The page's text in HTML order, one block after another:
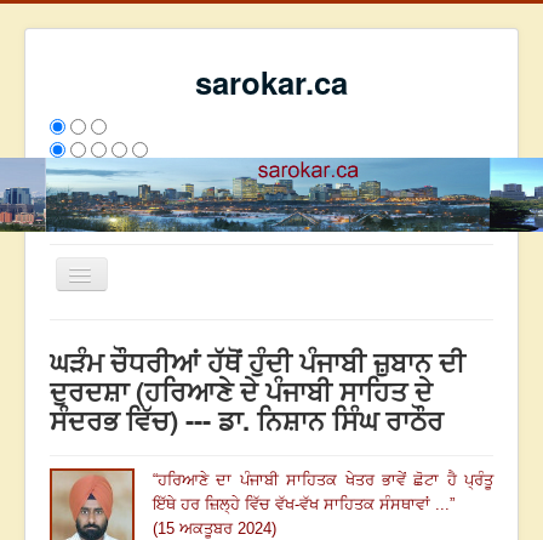
sarokar.ca
Toggle
ਰਚਨਾਵਾਂ
ਸਰੋਕਾਰ ਦੇ ਲੇਖਕ
We have 138 guests and no members online
2798174
ਇਸ ਹਫਤੇ25608
ਘੜੰਮ ਚੌਧਰੀਆਂ ਹੱਥੋਂ ਹੁੰਦੀ ਪੰਜਾਬੀ ਜ਼ੁਬਾਨ ਦੀ
ਦੁਰਦਸ਼ਾ (ਹਰਿਆਣੇ ਦੇ ਪੰਜਾਬੀ ਸਾਹਿਤ ਦੇ
ਸੰਦਰਭ ਵਿੱਚ) --- ਡਾ. ਨਿਸ਼ਾਨ ਸਿੰਘ ਰਾਠੌਰ
“ਹਰਿਆਣੇ ਦਾ ਪੰਜਾਬੀ ਸਾਹਿਤਕ ਖੇਤਰ ਭਾਵੇਂ ਛੋਟਾ ਹੈ ਪ੍ਰੰਤੂ
ਇੱਥੇ ਹਰ ਜ਼ਿਲ੍ਹੇ ਵਿੱਚ ਵੱਖ-ਵੱਖ ਸਾਹਿਤਕ ਸੰਸਥਾਵਾਂ ...”
(15 ਅਕਤੂਬਰ 2024)